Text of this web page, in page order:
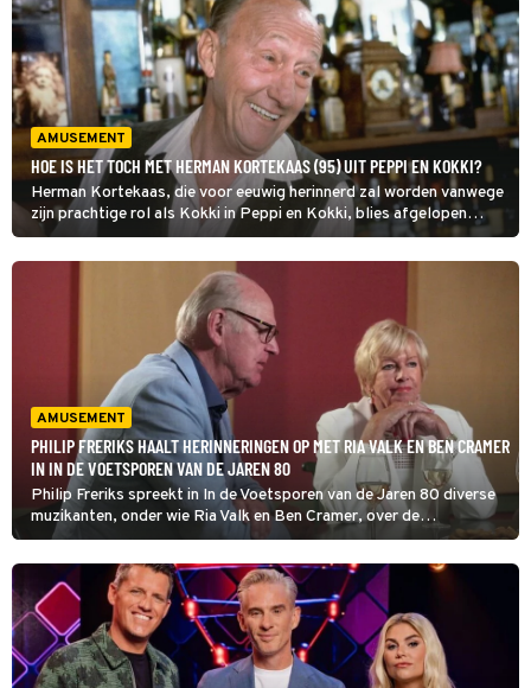
AMUSEMENT
HOE IS HET TOCH MET HERMAN KORTEKAAS (95) UIT PEPPI EN KOKKI?
Herman Kortekaas, die voor eeuwig herinnerd zal worden vanwege
zijn prachtige rol als Kokki in Peppi en Kokki, blies afgelopen
zomer maar liefst 95 kaarsjes uit. In de media zien we hem eigenlijk
niet meer maar is het duidelijk hoe het de acteur vergaan is?
AMUSEMENT
PHILIP FRERIKS HAALT HERINNERINGEN OP MET RIA VALK EN BEN CRAMER
IN IN DE VOETSPOREN VAN DE JAREN 80
Philip Freriks spreekt in In de Voetsporen van de Jaren 80 diverse
muzikanten, onder wie Ria Valk en Ben Cramer, over de
totstandkoming van de liefdadigheidssingle 'Samen'.